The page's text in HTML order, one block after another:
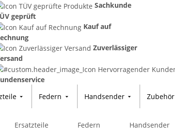
Sachkunde
geprüft
Kauf auf
Zuverlässiger
Federn Handsender Zubehör
Ersatzteile Federn Handsender